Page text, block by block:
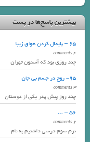
بیشترین پاسخ‌ها در پست
65 – پایمال کردن هوای زیبا
4 comments
چند روزی بود که آسمون تهران
95- روح در جسم بی جان
3 comments
چند روز پیش پدر یکی از دوستان
56 – …
2 comments
ترم سوم درسی داشتیم به نام